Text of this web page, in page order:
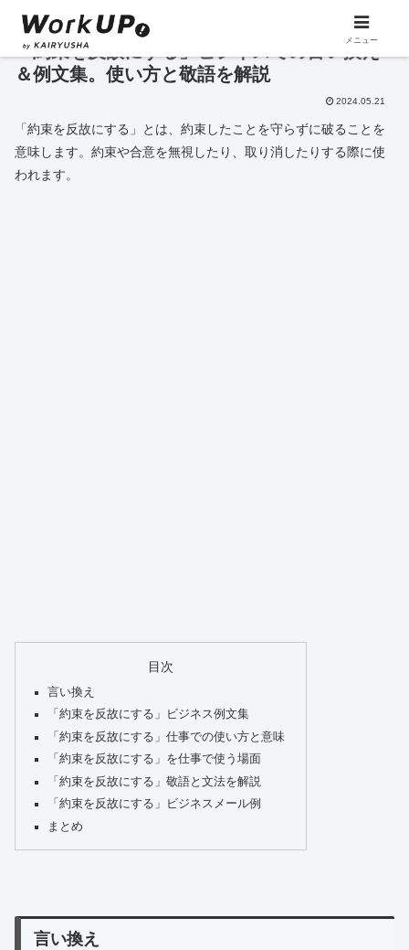
「約束を反故にする」ビジネスでの言い換え
＆例文集。使い方と敬語を解説
2024.05.21
「約束を反故にする」とは、約束したことを守らずに破ることを
意味します。約束や合意を無視したり、取り消したりする際に使
われます。
目次
言い換え
「約束を反故にする」ビジネス例文集
「約束を反故にする」仕事での使い方と意味
「約束を反故にする」を仕事で使う場面
「約束を反故にする」敬語と文法を解説
「約束を反故にする」ビジネスメール例
まとめ
言い換え
メニュー